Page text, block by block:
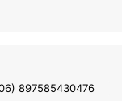
897585430476